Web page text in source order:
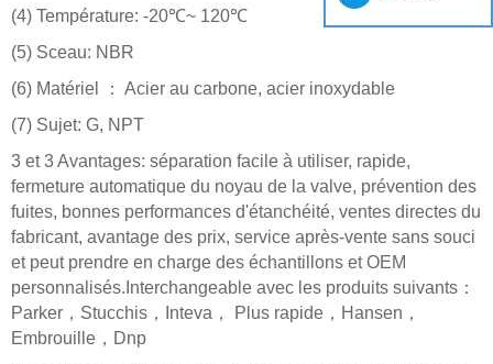
(4) Température: -20℃~ 120℃
(5) Sceau: NBR
(6) Matériel ： Acier au carbone, acier inoxydable
(7) Sujet: G, NPT
3 et 3Avantages: séparation facile à utiliser, rapide,
fermeture automatique du noyau de la valve, prévention des
fuites, bonnes performances d'étanchéité, ventes directes du
fabricant, avantage des prix, service après-vente sans souci
et peut prendre en charge des échantillons et OEM
personnalisés.Interchangeable avec les produits suivants ：
Parker ， Stucchis ， Inteva ， Plus rapide ， Hansen ，
Embrouille ， Dnp